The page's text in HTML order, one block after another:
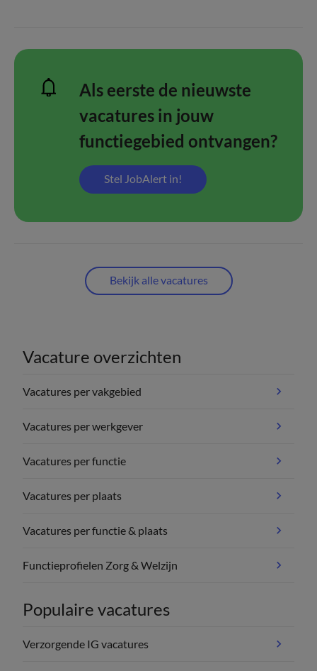
Als eerste de nieuwste
vacatures in jouw
functiegebied ontvangen?
Stel JobAlert in!
Bekijk alle vacatures
Vacature overzichten
Vacatures per vakgebied
Vacatures per werkgever
Vacatures per functie
Vacatures per plaats
Vacatures per functie & plaats
Functieprofielen Zorg & Welzijn
Populaire vacatures
Verzorgende IG vacatures